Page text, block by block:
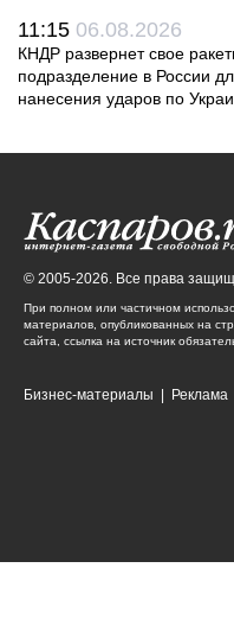
11:15 06.08.2026
КНДР развернет свое
подразделение в России
нанесения ударов по
© 2005-2026. Все права
При полном или частичном
материалов, опубликованных на
сайта, ссылка на источник
Бизнес-материалы Реклама